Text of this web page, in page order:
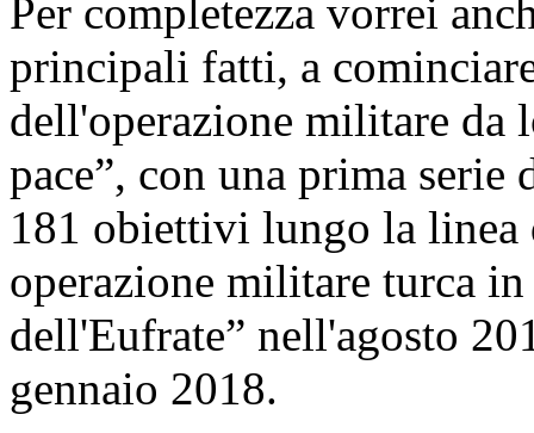
Per completezza vorrei
principali fatti, a
dell'operazione militare da
pace”, con una prima
181 obiettivi lungo la linea
operazione militare turca
dell'Eufrate” nell'agosto
gennaio 2018.